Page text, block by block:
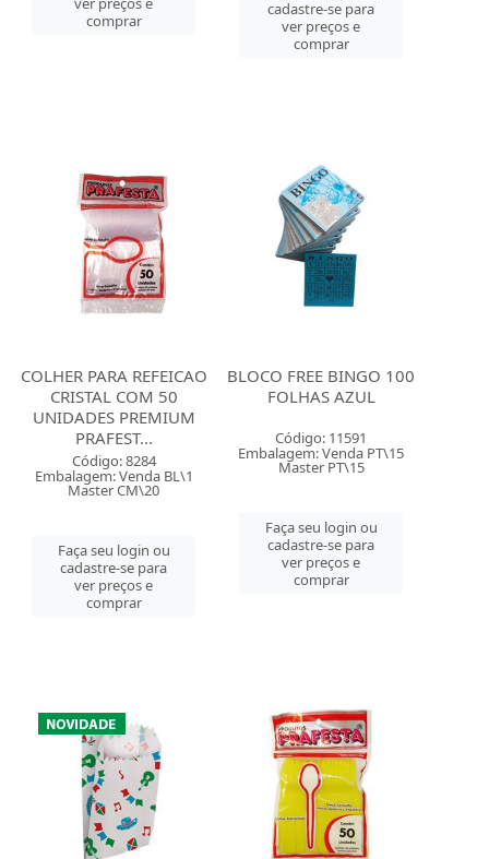
comprar
cadastre-se para
ver preços e
comprar
COLHER PARA REFEICAO
CRISTAL COM 50
UNIDADES PREMIUM
PRAFEST...
Código: 8284
Embalagem: Venda BL\1
Master CM\20
Faça seu login ou
cadastre-se para
ver preços e
comprar
BLOCO FREE BINGO 100
FOLHAS AZUL
Código: 11591
Embalagem: Venda PT\15
Master PT\15
Faça seu login ou
cadastre-se para
ver preços e
comprar